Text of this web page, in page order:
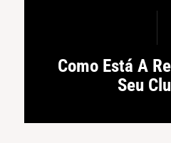
Como Está A
Seu